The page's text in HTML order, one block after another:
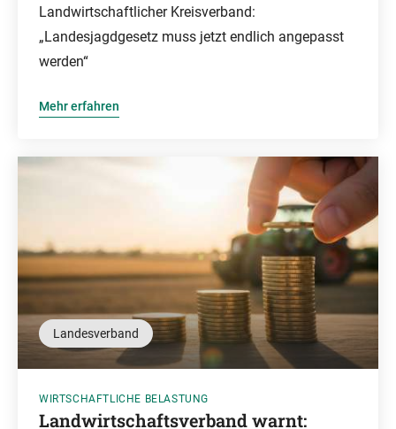
Landwirtschaftlicher Kreisverband:
„Landesjagdgesetz muss jetzt endlich angepasst
werden“
Mehr erfahren
Landesverband
WIRTSCHAFTLICHE BELASTUNG
Landwirtschaftsverband warnt: